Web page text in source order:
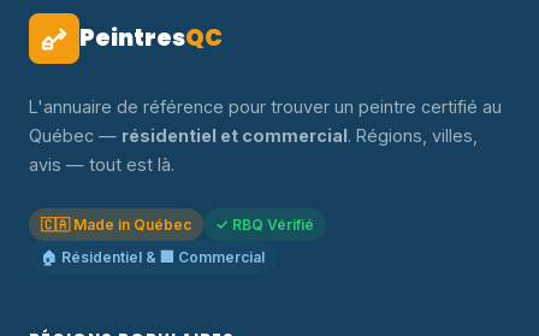
PeintresQC
L'annuaire de référence pour trouver un peintre certifié au
Québec — résidentiel et commercial. Régions, villes,
avis — tout est là.
🇨🇦 Made in Québec
✓ RBQ Vérifié
🏠 Résidentiel & 🏢 Commercial